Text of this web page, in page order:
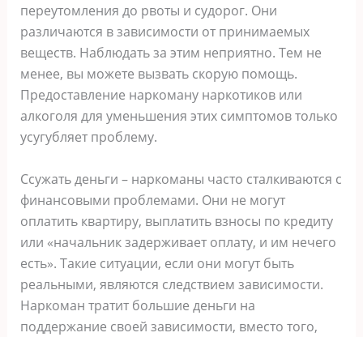
переутомления до рвоты и судорог. Они
различаются в зависимости от принимаемых
веществ. Наблюдать за этим неприятно. Тем не
менее, вы можете вызвать скорую помощь.
Предоставление наркоману наркотиков или
алкоголя для уменьшения этих симптомов только
усугубляет проблему.
Ссужать деньги – наркоманы часто сталкиваются с
финансовыми проблемами. Они не могут
оплатить квартиру, выплатить взносы по кредиту
или «начальник задерживает оплату, и им нечего
есть». Такие ситуации, если они могут быть
реальными, являются следствием зависимости.
Наркоман тратит большие деньги на
поддержание своей зависимости, вместо того,